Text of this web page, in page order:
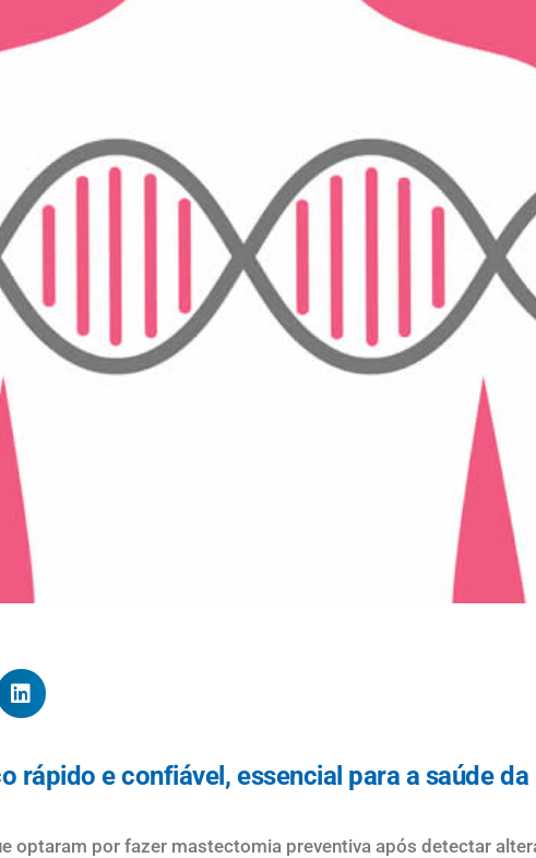
rápido e confiável, essencial para a saúde
optaram por fazer mastectomia preventiva após detectar